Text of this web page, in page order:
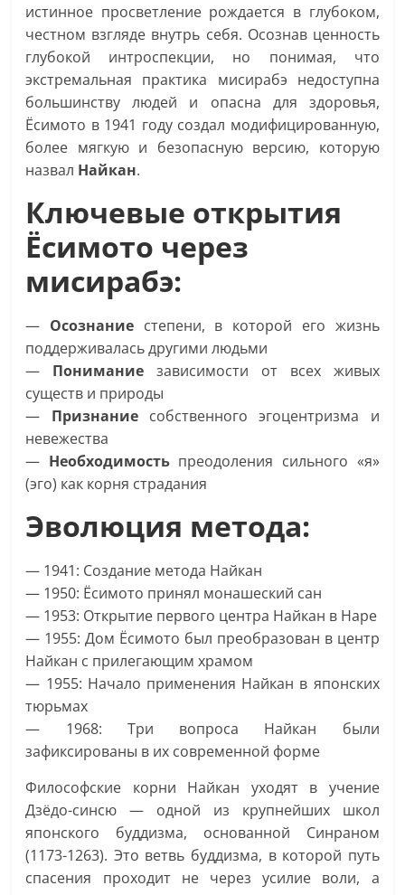
истинное просветление рождается в глубоком,
честном взгляде внутрь себя. Осознав ценность
глубокой интроспекции, но понимая, что
экстремальная практика мисирабэ недоступна
большинству людей и опасна для здоровья,
Ёсимото в 1941 году создал модифицированную,
более мягкую и безопасную версию, которую
назвал Найкан.
Ключевые открытия
Ёсимото через
мисирабэ:
— Осознание степени, в которой его жизнь
поддерживалась другими людьми
— Понимание зависимости от всех живых
существ и природы
— Признаниесобственного эгоцентризма и
невежества
— Необходимостьпреодоления сильного «я»
(эго) как корня страдания
Эволюция метода:
— 1941: Создание метода Найкан
— 1950: Ёсимото принял монашеский сан
— 1953: Открытие первого центра Найкан в Наре
— 1955: Дом Ёсимото был преобразован в центр
Найкан с прилегающим храмом
— 1955: Начало применения Найкан в японских
тюрьмах
— 1968: Три вопроса Найкан были
зафиксированы в их современной форме
Философские корни Найкан уходят в учение
Дзёдо-синсю — одной из крупнейших школ
японского буддизма, основанной Синраном
(1173-1263). Это ветвь буддизма, в которой путь
спасения проходит не через усилие воли, а